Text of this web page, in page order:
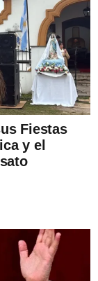
Fiestas
y el